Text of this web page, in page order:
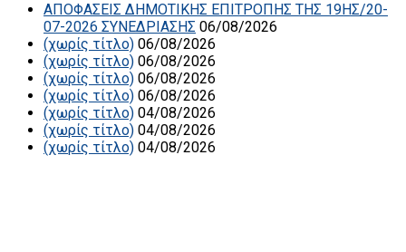
ΑΠΟΦΑΣΕΙΣ ΔΗΜΟΤΙΚΗΣ ΕΠΙΤΡΟΠΗΣ ΤΗΣ 19ΗΣ/20-
07-2026 ΣΥΝΕΔΡΙΑΣΗΣ 06/08/2026
(χωρίς τίτλο) 06/08/2026
(χωρίς τίτλο) 06/08/2026
(χωρίς τίτλο) 06/08/2026
(χωρίς τίτλο) 06/08/2026
(χωρίς τίτλο) 04/08/2026
(χωρίς τίτλο) 04/08/2026
(χωρίς τίτλο) 04/08/2026